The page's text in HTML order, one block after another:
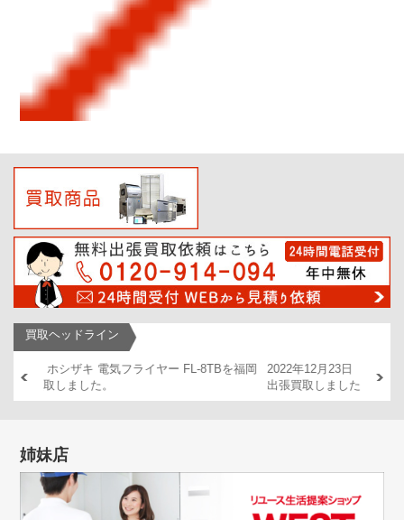
買取ヘッドライン
2022年12月23日 GLORY 券売機 VT-B20を福岡市早良区で
出張買取しました。
DT/
姉妹店